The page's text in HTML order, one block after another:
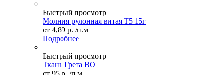
Быстрый просмотр
Молния рулонная витая Т5 15г
от 4,89 р. /п.м
Подробнее
Быстрый просмотр
Ткань Грета ВО